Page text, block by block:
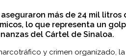
más de 24 mil litros
lo que representa un
del Cártel de Sinaloa.
y crimen organizado, la